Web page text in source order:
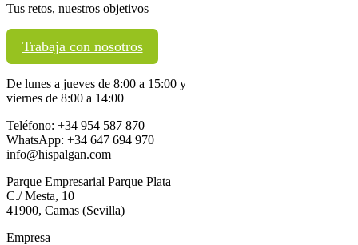
Tus retos, nuestros objetivos
Trabaja con nosotros
De lunes a jueves de 8:00 a 15:00 y
viernes de 8:00 a 14:00
Teléfono: +34 954 587 870
WhatsApp: +34 647 694 970
info@hispalgan.com
Parque Empresarial Parque Plata
C./ Mesta, 10
41900, Camas (Sevilla)
Empresa